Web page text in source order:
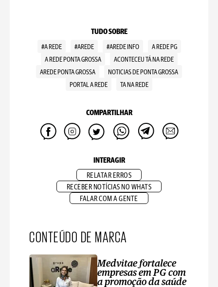
TUDO SOBRE
#A REDE #AREDE #AREDE INFO
A REDE PG
A REDE PONTA GROSSA
ACONTECEU TÁ NA REDE
AREDE PONTA GROSSA
NOTICIAS DE PONTA GROSSA
PORTAL A REDE
TA NA REDE
COMPARTILHAR
INTERAGIR
RELATAR ERROS
RECEBER NOTÍCIAS NO WHATS
FALAR COM A GENTE
CONTEÚDO DE MARCA
Medvitae fortalece
empresas em PG com
a promoção da saúde